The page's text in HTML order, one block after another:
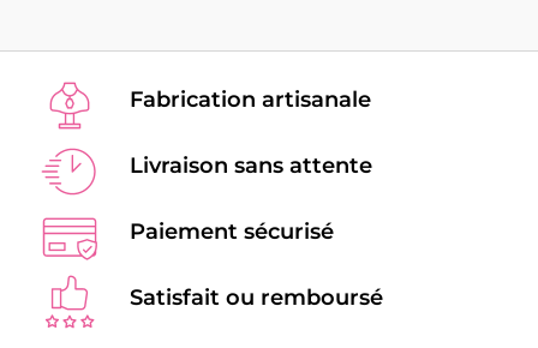
Fabrication artisanale
Livraison sans attente
Paiement sécurisé
Satisfait ou remboursé